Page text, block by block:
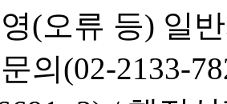
(오류 등) 일
의(02-2133-